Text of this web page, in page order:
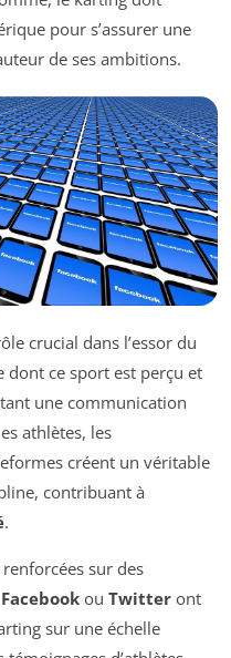
pour s’assurer une
de ses ambitions.
crucial dans l’essor du
ce sport est perçu et
une communication
athlètes, les
créent un véritable
contribuant à
.
sur des
Facebook ou Twitter ont
sur une échelle